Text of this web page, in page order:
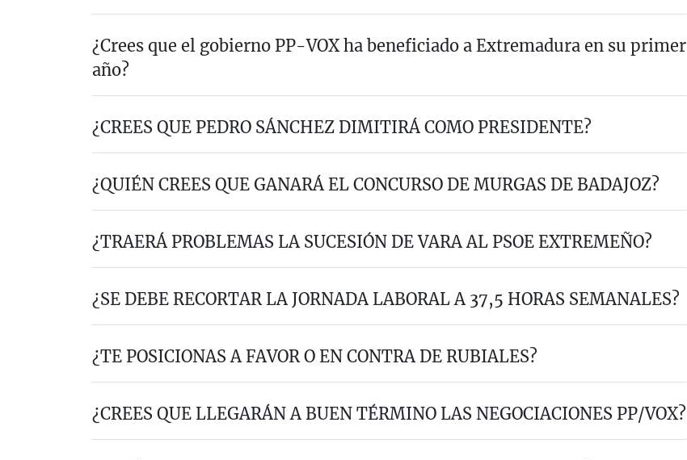
¿Crees que el gobierno PP-VOX ha beneficiado a Extremadura en su primer
año?
¿CREES QUE PEDRO SÁNCHEZ DIMITIRÁ COMO PRESIDENTE?
¿QUIÉN CREES QUE GANARÁ EL CONCURSO DE MURGAS DE BADAJOZ?
¿TRAERÁ PROBLEMAS LA SUCESIÓN DE VARA AL PSOE EXTREMEÑO?
¿SE DEBE RECORTAR LA JORNADA LABORAL A 37,5 HORAS SEMANALES?
¿TE POSICIONAS A FAVOR O EN CONTRA DE RUBIALES?
¿CREES QUE LLEGARÁN A BUEN TÉRMINO LAS NEGOCIACIONES PP/VOX?